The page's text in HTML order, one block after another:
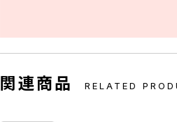
関連商品 RELATED